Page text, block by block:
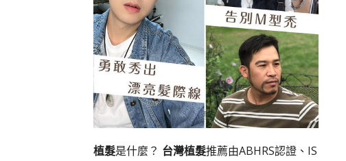
植髮是什麼？ 台灣植髮推薦由ABHRS認證、IS